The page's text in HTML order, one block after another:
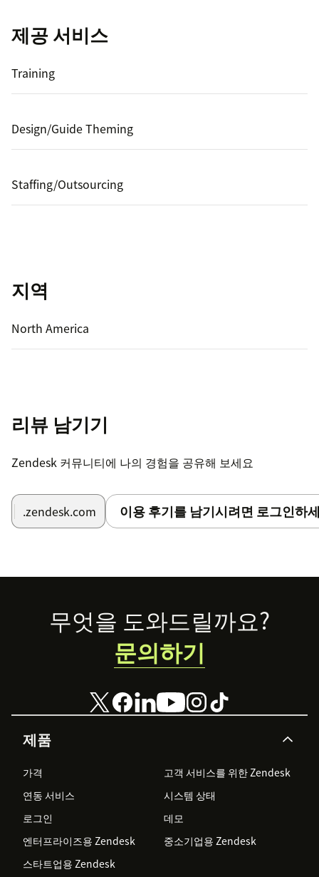
제공 서비스
Training
Design/Guide Theming
Staffing/Outsourcing
지역
North America
리뷰 남기기
Zendesk 커뮤니티에 나의 경험을 공유해 보세요
.zendesk.com 이용 후기를 남기시려면 로그인하
Footer
제품
가격
고객 서비스를 위한 Zendesk
연동 서비스
시스템 상태
로그인
데모
엔터프라이즈용 Zendesk
중소기업용 Zendesk
스타트업용 Zendesk
무엇을 도와드릴까요?
문의하기